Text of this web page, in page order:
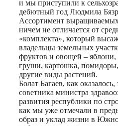
и мы приступили к
дебютный год Людмила
Ассортимент
ничем не отличается от
«комплекта», который
владельцы земельных
фруктов и овощей – яблони,
груши, картошка, помидоры,
другие виды растений.
Болат Багаев, как
советника министра
развития республики по
как мы уже отмечали в
образ и уклад жизни в